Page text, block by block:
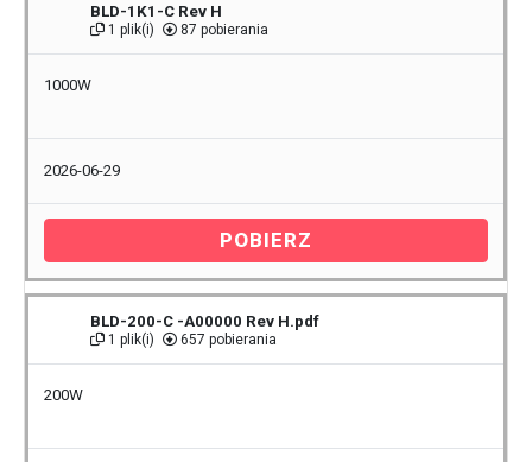
BLD-1K1-C Rev H
1 plik(i) 87 pobierania
1000W
2026-06-29
POBIERZ
BLD-200-C -A00000 Rev H.pdf
1 plik(i) 657 pobierania
200W